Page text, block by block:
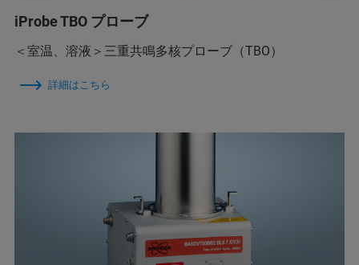
iProbe TBO プローブ
＜室温、溶液＞三重共鳴多核プローブ（TBO）
詳細はこちら